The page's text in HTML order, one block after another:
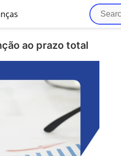
ao prazo total